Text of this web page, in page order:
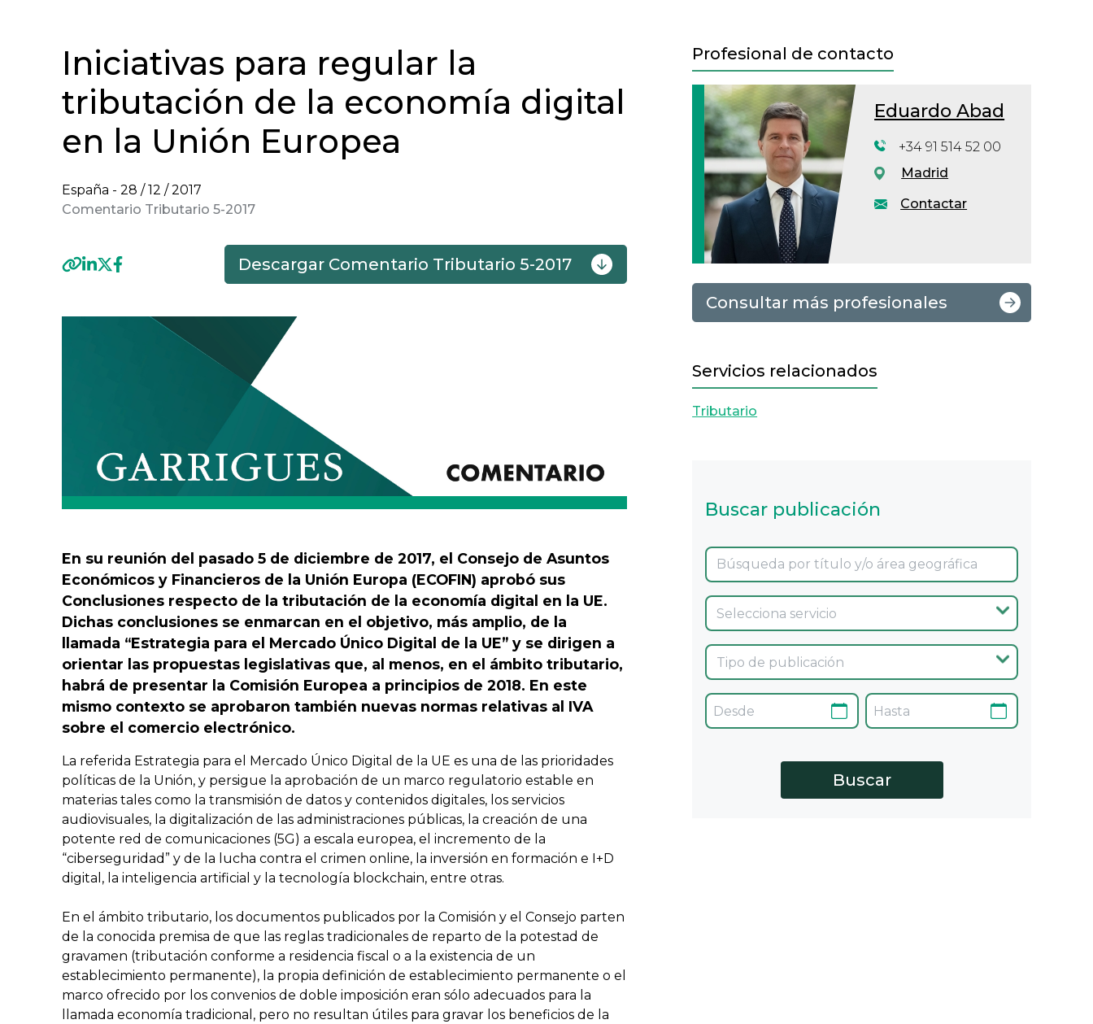
Iniciativas para regular la
tributación de la economía digital
en la Unión Europea
España - 28 / 12 / 2017
Comentario Tributario 5-2017
Descargar Comentario Tributario 5-2017
En su reunión del pasado 5 de diciembre de 2017, el Consejo de Asuntos
Económicos y Financieros de la Unión Europa (ECOFIN) aprobó sus
Conclusiones respecto de la tributación de la economía digital en la UE.
Dichas conclusiones se enmarcan en el objetivo, más amplio, de la
llamada “Estrategia para el Mercado Único Digital de la UE” y se dirigen a
orientar las propuestas legislativas que, al menos, en el ámbito tributario,
habrá de presentar la Comisión Europea a principios de 2018. En este
mismo contexto se aprobaron también nuevas normas relativas al IVA
sobre el comercio electrónico.
La referida Estrategia para el Mercado Único Digital de la UE es una de las prioridades
políticas de la Unión, y persigue la aprobación de un marco regulatorio estable en
materias tales como la transmisión de datos y contenidos digitales, los servicios
audiovisuales, la digitalización de las administraciones públicas, la creación de una
potente red de comunicaciones (5G) a escala europea, el incremento de la
“ciberseguridad” y de la lucha contra el crimen online, la inversión en formación e I+D
digital, la inteligencia artificial y la tecnología blockchain, entre otras.
En el ámbito tributario, los documentos publicados por la Comisión y el Consejo parten
de la conocida premisa de que las reglas tradicionales de reparto de la potestad de
gravamen (tributación conforme a residencia fiscal o a la existencia de un
establecimiento permanente), la propia definición de establecimiento permanente o el
marco ofrecido por los convenios de doble imposición eran sólo adecuados para la
llamada economía tradicional, pero no resultan útiles para gravar los beneficios de la
Profesional de contacto
Eduardo Abad
Contactar
+34 91 514 52 00
Madrid
Consultar más profesionales
Servicios relacionados
Tributario
Buscar publicación